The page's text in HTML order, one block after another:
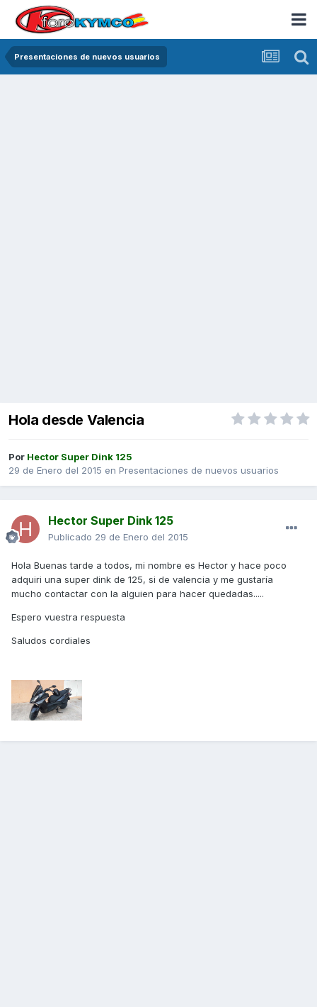
Presentaciones de nuevos usuarios
Hola desde Valencia
Por Hector Super Dink 125
29 de Enero del 2015 en Presentaciones de nuevos usuarios
Hector Super Dink 125
Publicado 29 de Enero del 2015
Hola Buenas tarde a todos, mi nombre es Hector y hace poco
adquiri una super dink de 125, si de valencia y me gustaría
mucho contactar con la alguien para hacer quedadas.....
Espero vuestra respuesta
Saludos cordiales